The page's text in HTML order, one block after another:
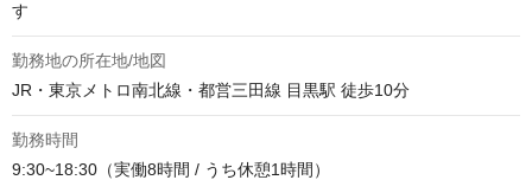
す
勤務地の所在地/地図
JR・東京メトロ南北線・都営三田線 目黒駅 徒歩10分
勤務時間
9:30~18:30（実働8時間 / うち休憩1時間）